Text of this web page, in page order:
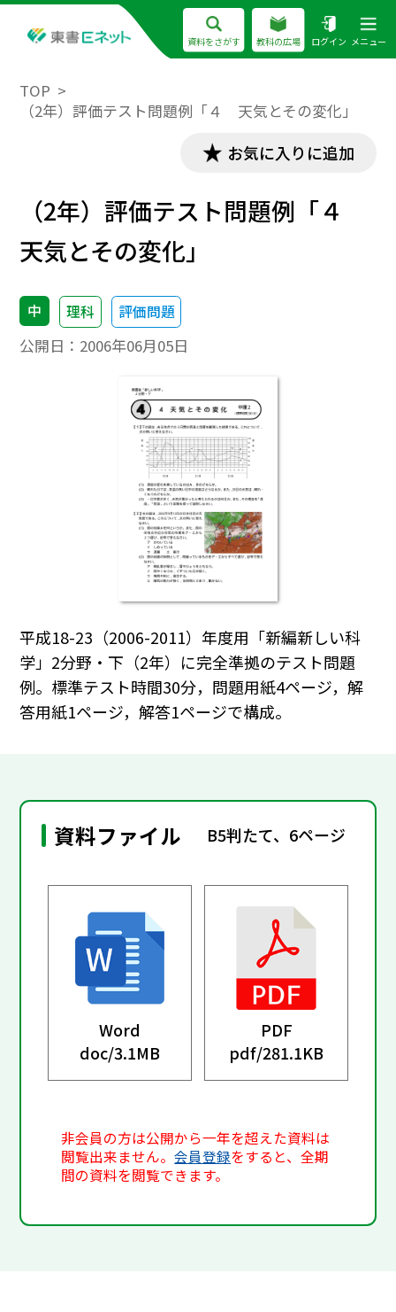
資料をさがす 教科の広場 ログイン メニュー
TOP
（2年）評価テスト問題例「４ 天気とその変化」
お気に入りに追加
（2年）評価テスト問題例「４
天気とその変化」
中 理科 評価問題
公開日： 2006年06月05日
平成18-23（2006-2011）年度用「新編新しい科
学」2分野・下（2年）に完全準拠のテスト問題
例。標準テスト時間30分，問題用紙4ページ，解
答用紙1ページ，解答1ページで構成。
資料ファイル B5判たて、6ページ
Word
doc/3.1MB
PDF
pdf/281.1KB
非会員の方は公開から一年を超えた資料は
閲覧出来ません。会員登録をすると、全期
間の資料を閲覧できます。